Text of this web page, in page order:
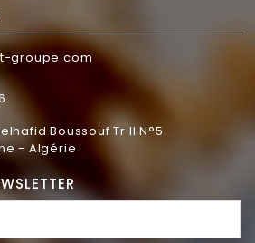
groupe.com
Boussouf Tr II N°5
- Algérie